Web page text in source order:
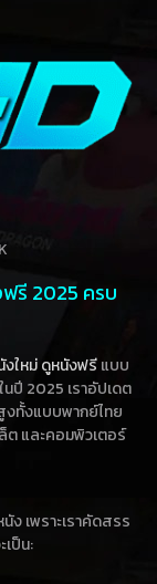
รี 2025 ครบ
ใหม่ดูหนังฟรีแบบ
ปี 2025 เราอัปเดต
ทั้งแบบพากย์ไทย
และคอมพิวเตอร์
เพราะเราคัดสรร
ป็น: